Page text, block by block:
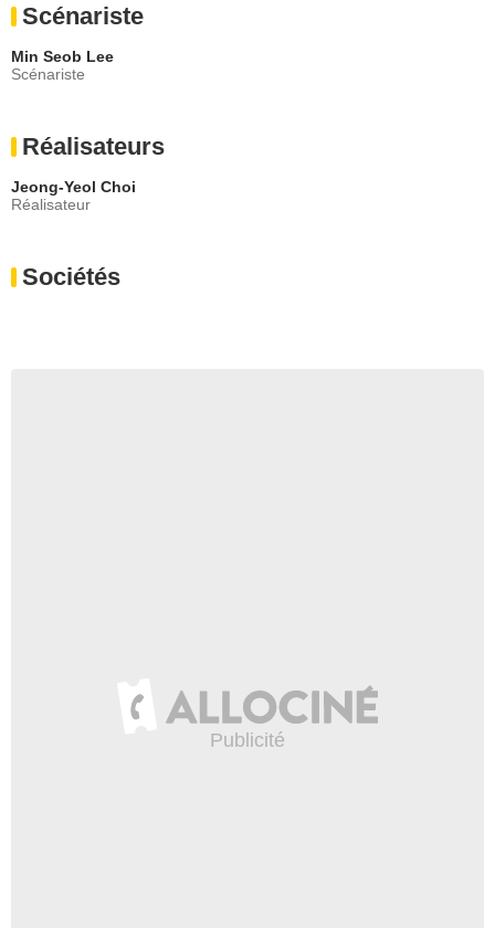
Scénariste
Min Seob Lee
Scénariste
Réalisateurs
Jeong-Yeol Choi
Réalisateur
Sociétés